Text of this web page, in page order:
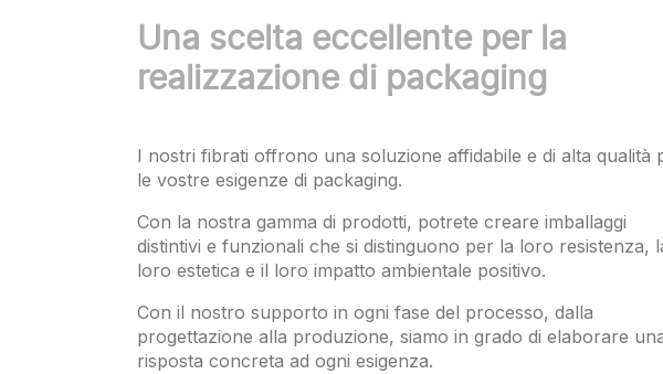
Una scelta eccellente per la
realizzazione di packaging
I nostri fibrati offrono una soluzione affidabile e di alta qualità
le vostre esigenze di packaging.
Con la nostra gamma di prodotti, potrete creare imballaggi
distintivi e funzionali che si distinguono per la loro resistenza,
loro estetica e il loro impatto ambientale positivo.
Con il nostro supporto in ogni fase del processo, dalla
progettazione alla produzione, siamo in grado di elaborare
risposta concreta ad ogni esigenza.